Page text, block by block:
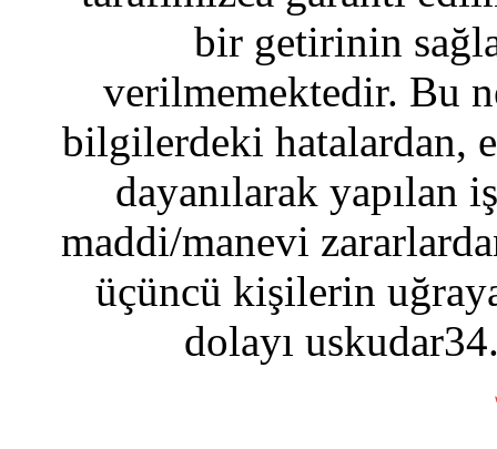
bir getirinin
verilmemektedir. Bu
bilgilerdeki hatalardan,
dayanılarak yapılan
maddi/manevi
üçüncü kişilerin
dolayı